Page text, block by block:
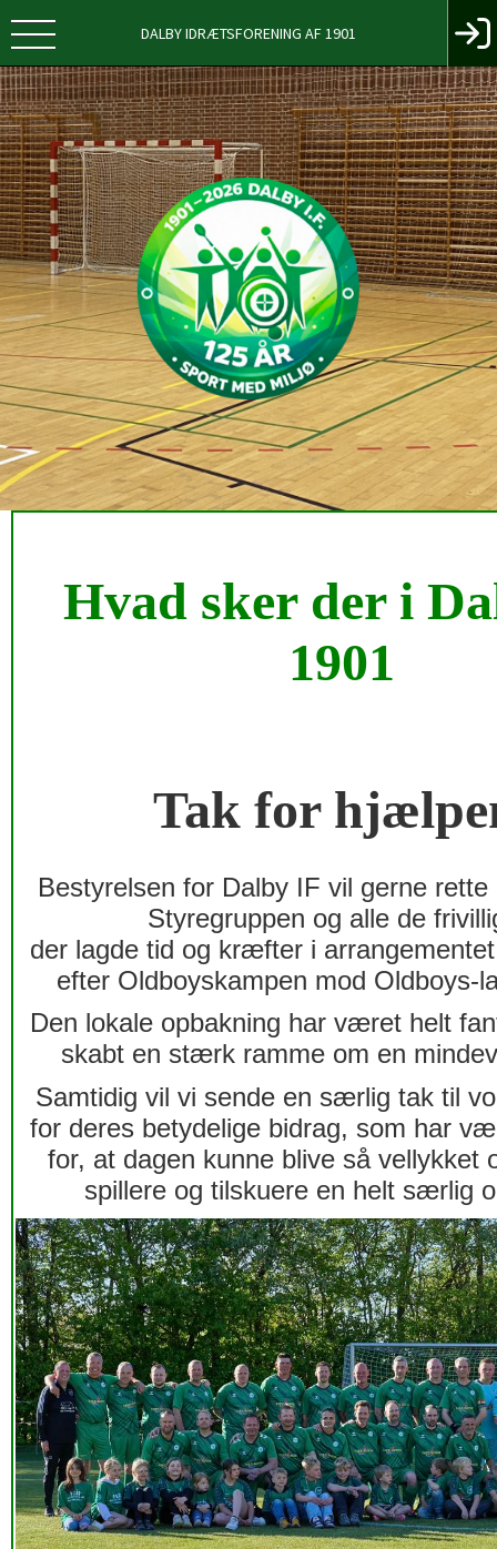
DALBY IDRÆTSFORENING AF 1901
Hvad sker der i
1901
Tak for
Bestyrelsen for Dalby IF vil gerne
Styregruppen og alle de
der lagde tid og kræfter i
efter Oldboyskampen mod Oldboys-
Den lokale opbakning har været helt
skabt en stærk ramme om en
Samtidig vil vi sende en særlig tak til
for deres betydelige bidrag, som har
for, at dagen kunne blive så vellykket
spillere og tilskuere en helt særlig